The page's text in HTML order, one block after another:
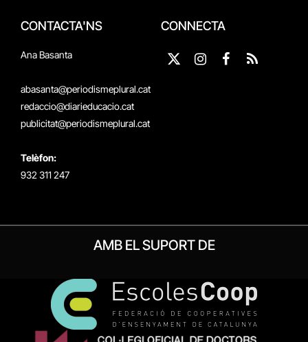
CONTACTA'NS
Ana Basanta
abasanta@periodismeplural.cat
redaccio@diarieducacio.cat
publicitat@periodismeplural.cat
Telèfon:
932 311 247
CONNECTA
X
Instagram
Facebook
RSS
AMB EL SUPORT DE